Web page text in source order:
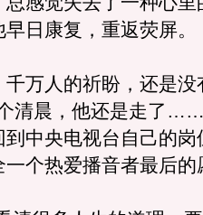
日康复，重返荧屏。
人的祈盼，还是没
清晨，他还是走了
中央电视台自己的岗
个热爱播音者最后的